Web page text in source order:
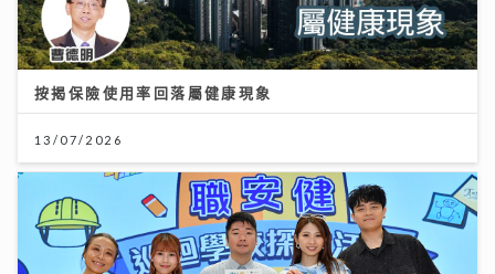
按揭保險使用率回落屬健康現象
13/07/2026